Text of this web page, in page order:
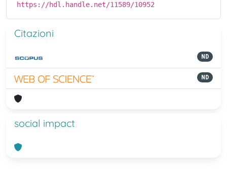
https://hdl.handle.net/11589/10952
Citazioni
ND
ND
social impact